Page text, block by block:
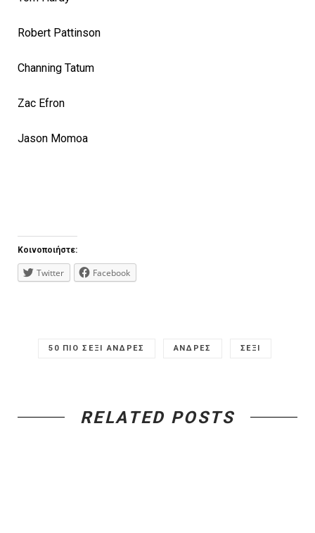
Robert Pattinson
Channing Tatum
Zac Efron
Jason Momoa
Κοινοποιήστε:
Twitter Facebook
50 ΠΙΟ ΣΕΞΙ ΑΝΔΡΕΣ ΑΝΔΡΕΣ ΣΕΞΙ
RELATED POSTS